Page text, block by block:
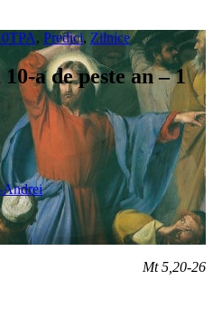
, Predici, Zilnice
a de peste an – 1
Andrei
Mt 5,20-26